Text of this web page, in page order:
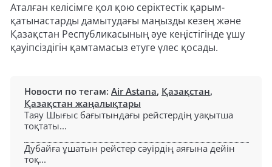
Аталған келісімге қол қою серіктестік қарым-
қатынастарды дамытудағы маңызды кезең және
Қазақстан Республикасының әуе кеңістігінде ұшу
қауіпсіздігін қамтамасыз етуге үлес қосады.
Новости по тегам: Air Astana, Қазақстан,
Қазақстан жаңалықтары
Таяу Шығыс бағытындағы рейстердің уақытша
тоқтаты...
Дубайға ұшатын рейстер сәуірдің аяғына дейін
тоқ...